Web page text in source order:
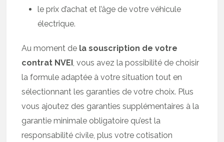
le prix d’achat et l’âge de votre véhicule
électrique.
Au moment de la souscription de votre
contrat NVEI, vous avez la possibilité de choisir
la formule adaptée à votre situation tout en
sélectionnant les garanties de votre choix. Plus
vous ajoutez des garanties supplémentaires à la
garantie minimale obligatoire qu’est la
responsabilité civile, plus votre cotisation